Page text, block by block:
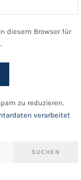
diesem Browser für
zu reduzieren.
verarbeitet